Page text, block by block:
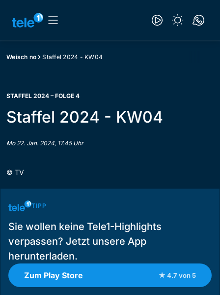
Weisch no Staffel 2024 - KW04
STAFFEL 2024 – FOLGE 4
Staffel 2024 - KW04
Mo 22. Jan. 2024, 17.45 Uhr
© TV
TIPP
Sie wollen keine Tele1-Highlights
verpassen? Jetzt unsere App
herunterladen.
Zum Play Store ★ 4.7 von 5